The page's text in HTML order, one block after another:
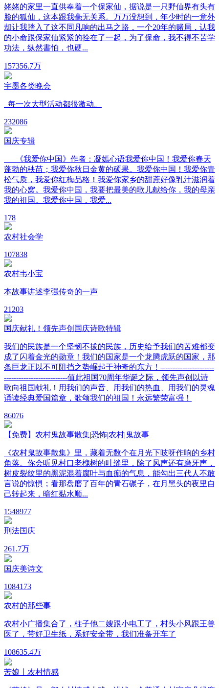
姥姥的家里一直供奉着一个保家仙，据说是一只野仙界有头有
脸的狐仙，这本跟我毫无关系。万万没想到，年少时的一意外
却让我踏入了这不同凡响的出马之路，一个20年的赌局，认我
的小命跟保家仙紧紧的拴在了一起，为了保命，我不得不苦学
功法，纵然書怕，也硬...
157356.7万
宇墨各类晚会
每一次大型活动都很激动。
232086
国庆专辑
《我爱你中国》作者：凝嫣心语我爱你中国！我爱你春天
蓬勃的秧苗；我爱你秋日金黄的硕果。我爱你中国！我爱你青
松气质，我爱你红梅品格！我爱你家乡的甜蔗好像乳汁滋润着
我的心窝。我爱你中国，我要把最美的歌儿献给你，我的母亲
我的祖国。我爱你中国，我爱...
1 78
农村社会学
107838
农村韦小宝
本故事讲述李强传奇的一声
21203
国庆献礼！领先声创国庆诗歌特辑
我们的民族是一个坚韧不拔的民族，历史给予我们的苦难都变
成了闪着金光的勋章！我们的国家是一个龙腾虎跃的国家，那
条巨龙正以不可阻挡之势崛起于神奇的东方！----------------------
--------------------------值此祖国70周年华诞之际，领先声创以诗
歌向祖国献礼！用我们的声音、用我们的热血、用我们的灵魂
诵读经典爱国篇章，歌颂我们的祖国！永远繁荣富强！
86076
【免费】农村鬼故事散集|恐怖|农村|鬼故事
《农村鬼故事散集》里，藏着无数个在月光下吱呀作响的乡村
角落。你会听见村口老槐树的叶缝里，除了风声还有磨牙声，
树皮裂纹里的黑泥混着腐叶与血痂的气息，能勾出三代人不敢
言说的惊惧；看那盘磨了百年的青石碾子，在月黑头的夜里自
己转起来，暗红黏水顺...
1548977
刑法国庆
261.7万
国庆美诗文
1084173
农村的那些事
农村小广播集合了，柱子他二嫂跟小电工了，村头小风跟王兽
医了，带好卫生纸，系好安全带，我们准备开车了
108635.4万
苦娘丨农村情感